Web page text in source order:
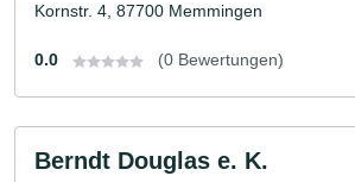
Kornstr. 4, 87700 Memmingen
0.0 (0 Bewertungen)
Berndt Douglas e. K.